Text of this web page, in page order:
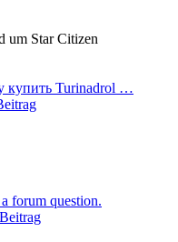
um Star Citizen
купить Turinadrol …
forum question.